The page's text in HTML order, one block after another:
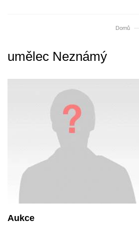
Domů
umělec Neznámý
Aukce